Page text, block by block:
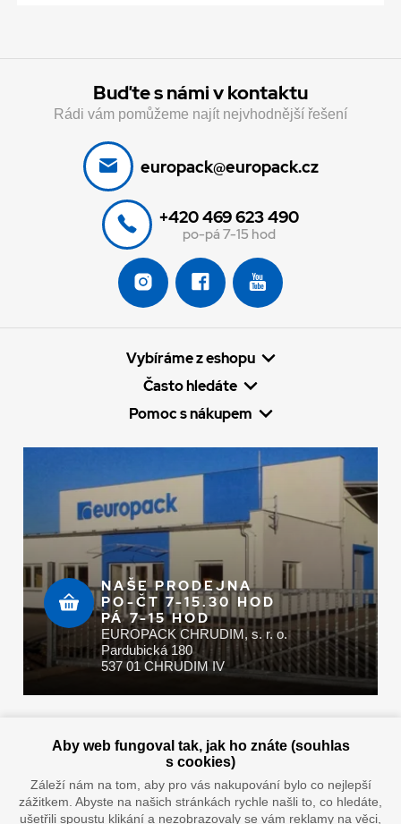
Buďte s námi v kontaktu
Rádi vám pomůžeme najít nejvhodnější řešení
europack@europack.cz
+420 469 623 490
po-pá 7-15 hod
Vybíráme z eshopu
Často hledáte
Pomoc s nákupem
NAŠE PRODEJNA
PO-ČT 7-15.30 HOD
PÁ 7-15 HOD
EUROPACK CHRUDIM, s. r. o.
Pardubická 180
537 01 CHRUDIM IV
Doprava vaším oblíbeným dopravcem
Aby web fungoval tak, jak ho znáte (souhlas
s cookies)
Záleží nám na tom, aby pro vás nakupování bylo co nejlepší
zážitkem. Abyste na našich stránkách rychle našli to, co hledáte,
ušetřili spoustu klikání a nezobrazovaly se vám reklamy na věci,